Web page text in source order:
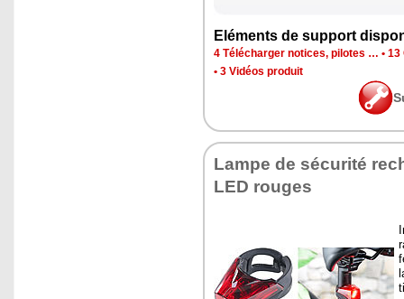
Elé­ments de sup­port
4 Télé­char­ger notices, pilotes … • 13
• 3 Vidéos pro­duit
Lampe de sécu­rité
LED rouges